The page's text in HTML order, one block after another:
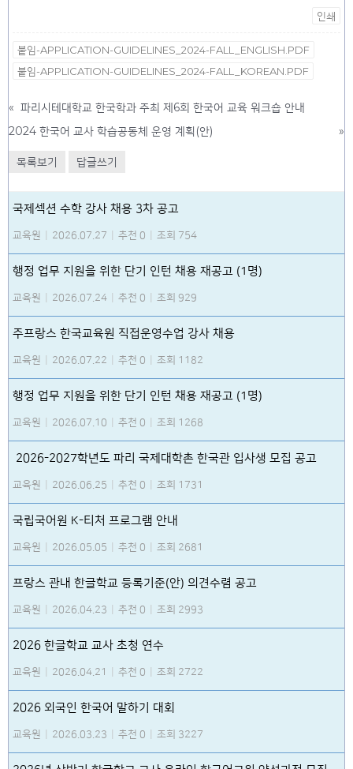
인쇄
붙임-APPLICATION-GUIDELINES_2024-FALL_ENGLISH.PDF
붙임-APPLICATION-GUIDELINES_2024-FALL_KOREAN.PDF
« 파리시테대학교 한국학과 주최 제6회 한국어 교육 워크숍 안내
2024 한국어 교사 학습공동체 운영 계획(안)
»
목록보기 답글쓰기
국제섹션 수학 강사 채용 3차 공고
교육원 2026.07.27 추천 0 조회 754
행정 업무 지원을 위한 단기 인턴 채용 재공고 (1명)
교육원 2026.07.24 추천 0 조회 929
주프랑스 한국교육원 직접운영수업 강사 채용
교육원 2026.07.22 추천 0 조회 1182
행정 업무 지원을 위한 단기 인턴 채용 재공고 (1명)
교육원 2026.07.10 추천 0 조회 1268
2026-2027학년도 파리 국제대학촌 한국관 입사생 모집 공고
교육원 2026.06.25 추천 0 조회 1731
국립국어원 K-티처 프로그램 안내
교육원 2026.05.05 추천 0 조회 2681
프랑스 관내 한글학교 등록기준(안) 의견수렴 공고
교육원 2026.04.23 추천 0 조회 2993
2026 한글학교 교사 초청 연수
교육원 2026.04.21 추천 0 조회 2722
2026 외국인 한국어 말하기 대회
교육원 2026.03.23 추천 0 조회 3227